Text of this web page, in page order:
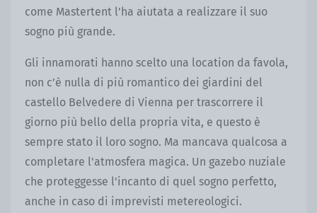
come Mastertent l'ha aiutata a realizzare il suo
sogno più grande.
Gli innamorati hanno scelto una location da favola,
non c’è nulla di più romantico dei giardini del
castello Belvedere di Vienna per trascorrere il
giorno più bello della propria vita, e questo è
sempre stato il loro sogno. Ma mancava qualcosa a
completare l'atmosfera magica. Un gazebo nuziale
che proteggesse l'incanto di quel sogno perfetto,
anche in caso di imprevisti metereologici.